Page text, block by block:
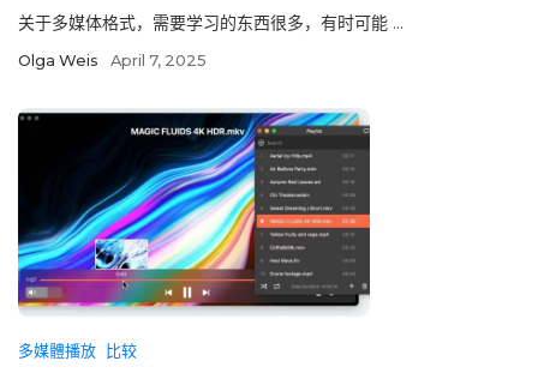
关于多媒体格式，需要学习的东西很多，有时可能 ...
Olga Weis April 7, 2025
多媒體播放 比较